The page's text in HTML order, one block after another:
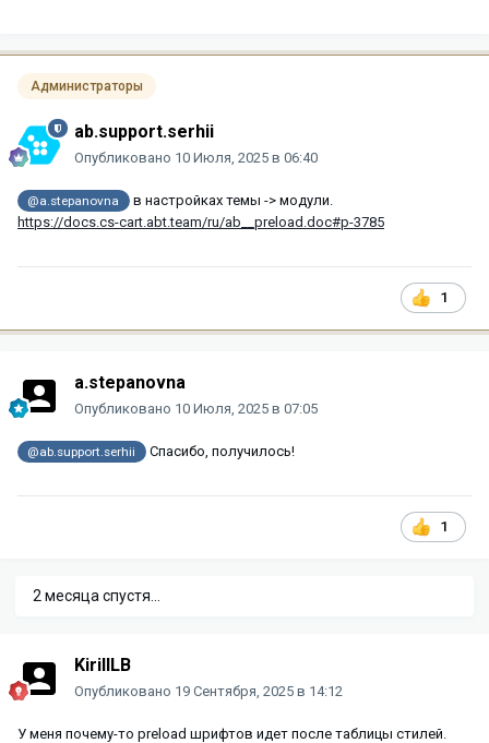
Администраторы
ab.support.serhii
Опубликовано 10 Июля, 2025 в 06:40
@a.stepanovna
в настройках темы -> модули.
https://docs.cs-cart.abt.team/ru/ab__preload.doc#p-3785
1
a.stepanovna
Опубликовано 10 Июля, 2025 в 07:05
@ab.support.serhii Спасибо, получилось!
1
2 месяца спустя...
KirillLB
Опубликовано 19 Сентября, 2025 в 14:12
У меня почему-то preload шрифтов идет после таблицы стилей.